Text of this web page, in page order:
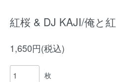
紅桜 & DJ KAJI/俺と紅
1,650円(税込)
枚